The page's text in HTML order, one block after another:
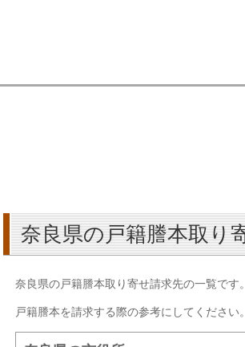
奈良県の戸籍謄本取り
奈良県の戸籍謄本取り寄せ請求先の一覧です。
戸籍謄本を請求する際の参考にしてください。